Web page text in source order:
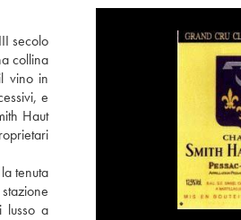
secolo
collina
vino in
e
Haut
tenuta
lusso a